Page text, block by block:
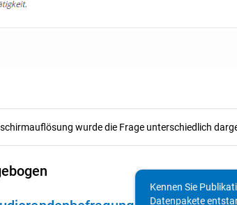
wurde die Frage unterschiedlich
Kennen Sie
Datenpakete